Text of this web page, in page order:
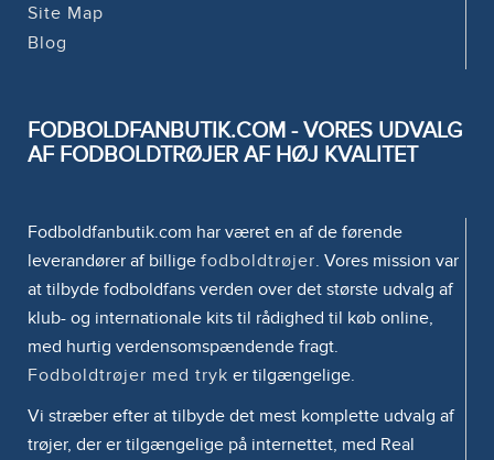
Site Map
Blog
FODBOLDFANBUTIK.COM - VORES UDVALG
AF FODBOLDTRØJER AF HØJ KVALITET
Fodboldfanbutik.com har været en af de førende
leverandører af billige fodboldtrøjer. Vores mission var
at tilbyde fodboldfans verden over det største udvalg af
klub- og internationale kits til rådighed til køb online,
med hurtig verdensomspændende fragt.
Fodboldtrøjer med tryk er tilgængelige.
Vi stræber efter at tilbyde det mest komplette udvalg af
trøjer, der er tilgængelige på internettet, med Real